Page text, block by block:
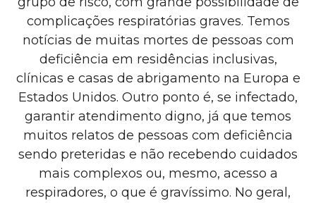
complicações respiratórias graves. Temos
notícias de muitas mortes de pessoas com
deficiência em residências inclusivas,
clínicas e casas de abrigamento na Europa e
Estados Unidos. Outro ponto é, se infectado,
garantir atendimento digno, já que temos
muitos relatos de pessoas com deficiência
sendo preteridas e não recebendo cuidados
mais complexos ou, mesmo, acesso a
respiradores, o que é gravíssimo. No geral,